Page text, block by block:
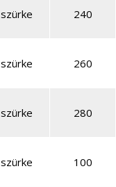
szürke 240
szürke 260
szürke 280
szürke 100